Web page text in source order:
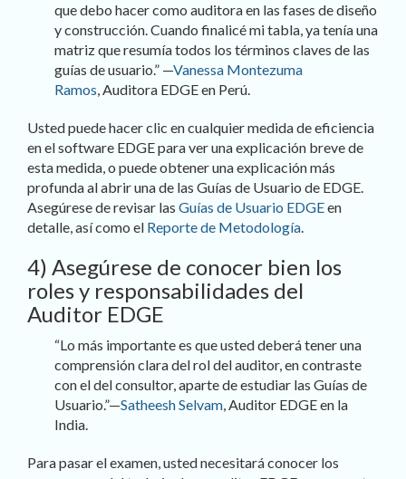
que debo hacer como auditora en las fases de diseño
y construcción. Cuando finalicé mi tabla, ya tenía una
matriz que resumía todos los términos claves de las
guías de usuario.” —Vanessa Montezuma
Ramos, Auditora EDGE en Perú.
Usted puede hacer clic en cualquier medida de eficiencia
en el software EDGE para ver una explicación breve de
esta medida, o puede obtener una explicación más
profunda al abrir una de las Guías de Usuario de EDGE.
Asegúrese de revisar las Guías de Usuario EDGEen
detalle, así como el Reporte de Metodología.
4) Asegúrese de conocer bien los
roles y responsabilidades del
Auditor EDGE
“Lo más importante es que usted deberá tener una
comprensión clara del rol del auditor, en contraste
con el del consultor, aparte de estudiar las Guías de
Usuario.”—Satheesh Selvam, Auditor EDGE en la
India.
Para pasar el examen, usted necesitará conocer los